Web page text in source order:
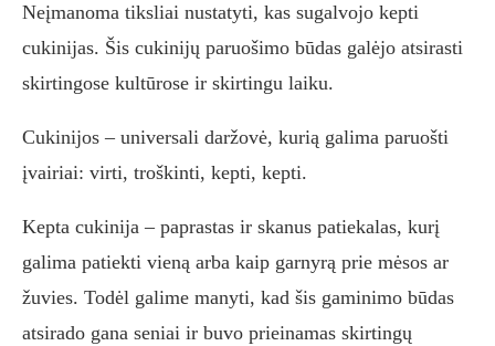
Neįmanoma tiksliai nustatyti, kas sugalvojo kepti
cukinijas. Šis cukinijų paruošimo būdas galėjo atsirasti
skirtingose ​​kultūrose ir skirtingu laiku.
Cukinijos – universali daržovė, kurią galima paruošti
įvairiai: virti, troškinti, kepti, kepti.
Kepta cukinija – paprastas ir skanus patiekalas, kurį
galima patiekti vieną arba kaip garnyrą prie mėsos ar
žuvies. Todėl galime manyti, kad šis gaminimo būdas
atsirado gana seniai ir buvo prieinamas skirtingų